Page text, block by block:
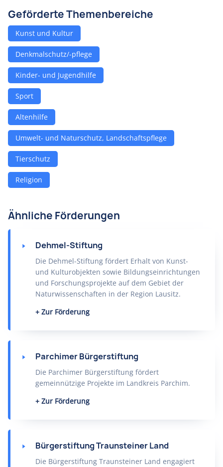
Geförderte Themenbereiche
Kunst und Kultur
Denkmalschutz/-pflege
Kinder- und Jugendhilfe
Sport
Altenhilfe
Umwelt- und Naturschutz, Landschaftspflege
Tierschutz
Religion
Ähnliche Förderungen
Dehmel-Stiftung
Die Dehmel-Stiftung fördert Erhalt von Kunst-
und Kulturobjekten sowie Bildungseinrichtungen
und Forschungsprojekte auf dem Gebiet der
Naturwissenschaften in der Region Lausitz.
Zur Förderung
Parchimer Bürgerstiftung
Die Parchimer Bürgerstiftung fördert
gemeinnützige Projekte im Landkreis Parchim.
Zur Förderung
Bürgerstiftung Traunsteiner Land
Die Bürgerstiftung Traunsteiner Land engagiert